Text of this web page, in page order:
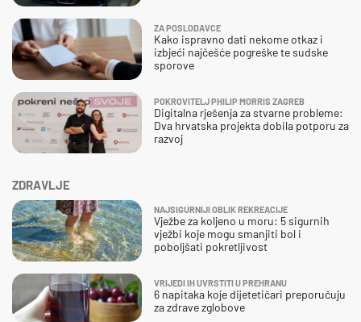
ZDRAVLJE
NAJSIGURNIJI OBLIK REKREACIJE
Vježbe za koljeno u moru: 5 sigurnih
vježbi koje mogu smanjiti bol i
poboljšati pokretljivost
VRIJEDI IH UVRSTITI U PREHRANU
6 napitaka koje dijetetičari preporučuju
za zdrave zglobove
ZA POSLODAVCE
Kako ispravno dati nekome otkaz i
izbjeći najčešće pogreške te sudske
sporove
POKROVITELJ PHILIP MORRIS ZAGREB
Digitalna rješenja za stvarne probleme:
Dva hrvatska projekta dobila potporu za
razvoj